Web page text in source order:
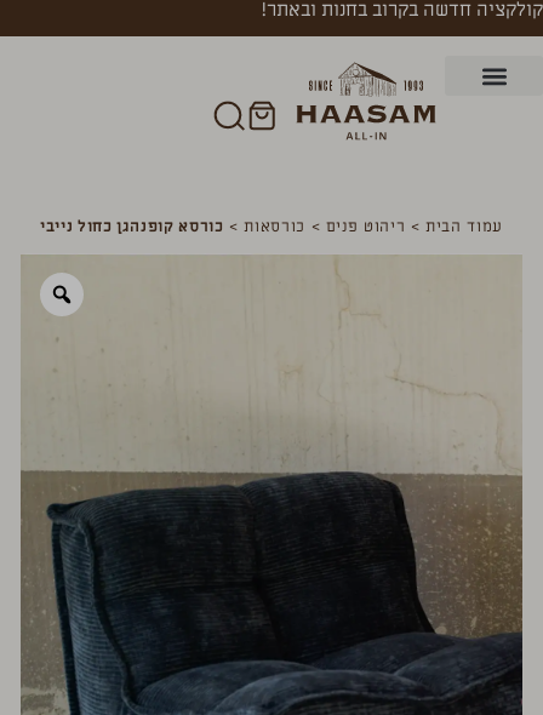
קולקציה חדשה בקרוב בחנות ובאתר!
עמוד הבית> ריהוט פנים > כורסאות> כורסא קופנהגן כחול נייבי